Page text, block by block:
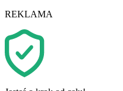
REKLAMA